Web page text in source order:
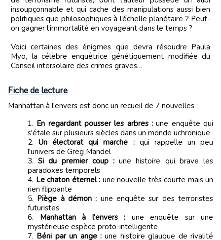
insoupçonnable et qui cache des manipulations aussi bien
politiques que philosophiques à l’échelle planétaire ? Peut-
on gagner l’immortalité en voyageant dans le temps ?
Voici certaines des énigmes que devra résoudre Paula
Myo, la célèbre enquêtrice génétiquement modifiée du
Conseil intersolaire des crimes graves…
Fiche de lecture
Manhattan à l'envers est donc un recueil de 7 nouvelles :
En regardant pousser les arbres : une enquête qui
s'étale sur plusieurs siècles dans un monde uchronique
Un électorat qui marche :qui rappelle un peu
l'univers de Greg Mandel
Si du premier coup : une histoire qui brave les
paradoxes temporels
Le chaton éternel : une nouvelle très courte mais un
rien flippante
Piège à démon : une enquête sur des terroristes
futuristes
Manhattan à l'envers : une enquête sur une
mystérieuse espèce proto-intelligente
Béni par un ange : une histoire glauque de rivalité